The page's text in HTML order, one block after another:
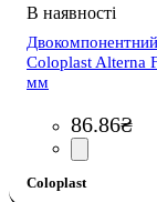
Coloplast Alterna
мм
86.86₴
Coloplast